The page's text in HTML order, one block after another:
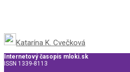
Katarína K. Cvečková
Internetový časopis mloki.sk
ISSN 1339-8113